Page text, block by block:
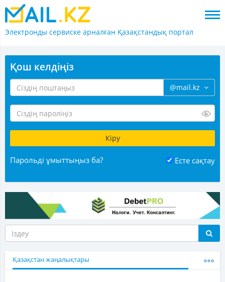
Электронды сервиске арналған Қазақстандық портал
Қош келдіңіз
@mail.kz
Парольді ұмыттыңыз ба? Есте сақтау
Қазақстан жаңалықтары